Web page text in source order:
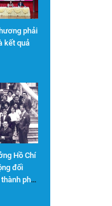
phải
kết quả
Hồ Chí
đối
phố